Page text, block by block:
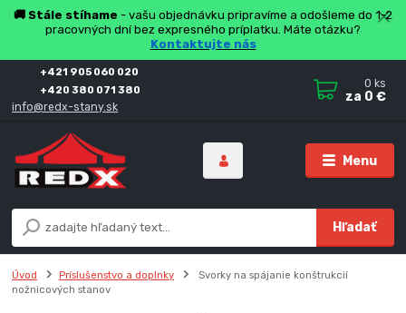
🚚 Stále stíhame - vašu objednávku pripravíme a odošleme do 1-2
pracovných dní bez expresného príplatku. Máte otázku?
Kontaktujte nás
Menu
Hľadať
+421 905 060 020
+420 380 071 380
info@redx-stany.sk
0 ks
za 0 €
Úvod Príslušenstvo a doplnky
Svorky na spájanie konštrukcií
nožnicových stanov